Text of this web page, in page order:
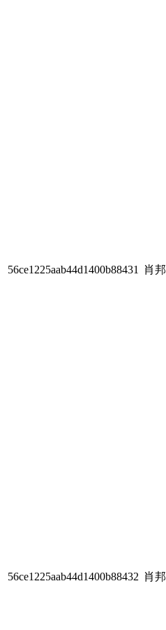
56ce1225aab44d1400b88431 肖邦
56ce1225aab44d1400b88432 肖邦